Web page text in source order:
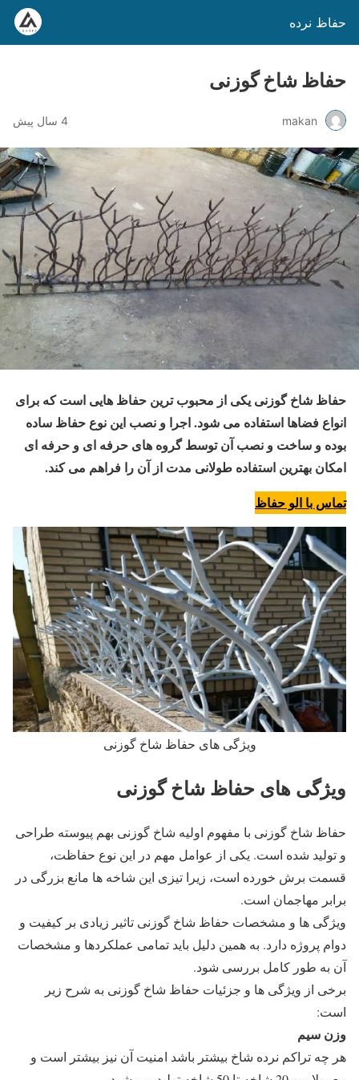
حفاظ نرده
حفاظ شاخ گوزنی
makan 4 سال پیش
حفاظ شاخ گوزنی یکی از محبوب ترین حفاظ هایی است که برای
انواع فضاها استفاده می شود. اجرا و نصب این نوع حفاظ ساده
بوده و ساخت و نصب آن توسط گروه های حرفه ای و حرفه ای
امکان بهترین استفاده طولانی مدت از آن را فراهم می کند.
تماس با الو حفاظ
ویژگی های حفاظ شاخ گوزنی
ویژگی های حفاظ شاخ گوزنی
حفاظ شاخ گوزنی با مفهوم اولیه شاخ گوزنی بهم پیوسته طراحی
و تولید شده است. یکی از عوامل مهم در این نوع حفاظت،
قسمت برش خورده است، زیرا تیزی این شاخه ها مانع بزرگی در
برابر مهاجمان است.
ویژگی ها و مشخصات حفاظ شاخ گوزنی تاثیر زیادی بر کیفیت و
دوام پروژه دارد. به همین دلیل باید تمامی عملکردها و مشخصات
آن به طور کامل بررسی شود.
برخی از ویژگی ها و جزئیات حفاظ شاخ گوزنی به شرح زیر
است:
وزن سیم
هر چه تراکم نرده شاخ بیشتر باشد امنیت آن نیز بیشتر است و